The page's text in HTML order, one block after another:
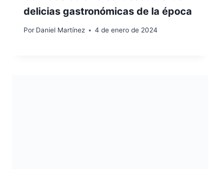
delicias gastronómicas de la época
Por Daniel Martínez 4 de enero de 2024